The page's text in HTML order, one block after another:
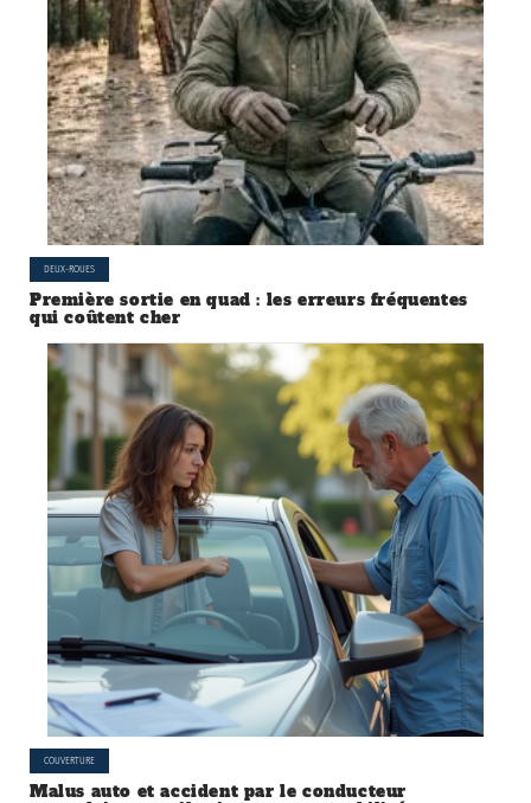
DEUX-ROUES
Première sortie en quad : les erreurs fréquentes
qui coûtent cher
COUVERTURE
Malus auto et accident par le conducteur